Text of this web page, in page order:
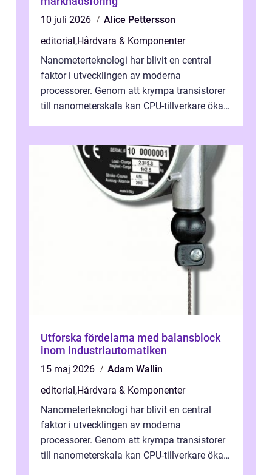
10 juli 2026
Alice Pettersson
editorial,Hårdvara & Komponenter
Nanometerteknologi har blivit en central
faktor i utvecklingen av moderna
processorer. Genom att krympa transistorer
till nanometerskala kan CPU-tillverkare öka
Utforska fördelarna med balansblock
inom industriautomatiken
15 maj 2026
Adam Wallin
editorial,Hårdvara & Komponenter
Nanometerteknologi har blivit en central
faktor i utvecklingen av moderna
processorer. Genom att krympa transistorer
till nanometerskala kan CPU-tillverkare öka